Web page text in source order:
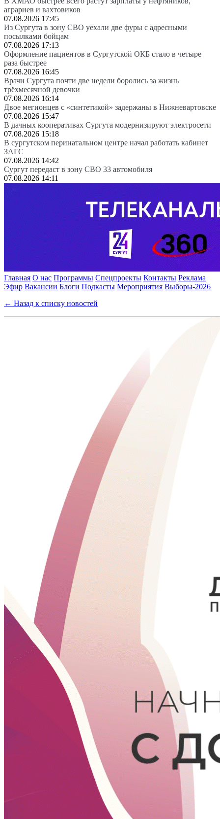
аграриев и вахтовиков
07.08.2026 17:45
Из Сургута в зону СВО уехали две фуры с адресными
посылками бойцам
07.08.2026 17:13
Оформление пациентов в Сургутской ОКБ стало в четыре
раза быстрее
07.08.2026 16:45
Врачи Сургута почти две недели боролись за жизнь
трёхмесячной девочки
07.08.2026 16:14
Двое мегионцев с «синтетикой» задержаны в Нижневартовске
07.08.2026 15:47
В дачных кооперативах Сургута модернизируют электросети
07.08.2026 15:18
В сургутском перинатальном центре начал работать кабинет
ЗАГС
07.08.2026 14:42
Сургут передаст в зону СВО 33 автомобиля
07.08.2026 14:11
Главная О нас Программы Спецпроекты Контакты Реклама
Эфир Вакансии Блоги Подкасты Мероприятия Выборы-2026
← Назад к списку новостей